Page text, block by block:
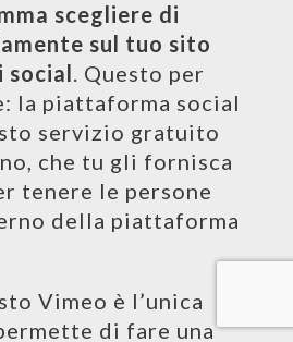
scegliere di
sul tuo sito
social. Questo per
la piattaforma social
servizio gratuito
che tu gli fornisca
tenere le persone
della piattaforma
Vimeo è l’unica
di fare una